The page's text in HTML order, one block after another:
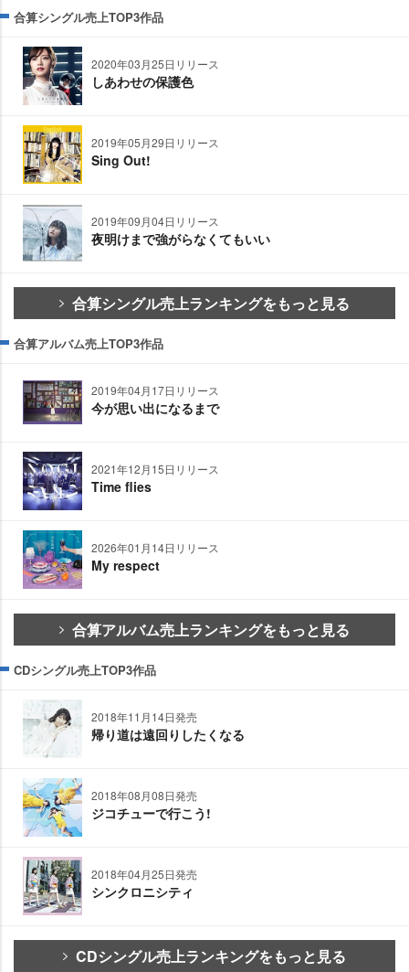
合算シングル売上TOP3作品
2020年03月25日リリース
しあわせの保護色
2019年05月29日リリース
Sing Out!
2019年09月04日リリース
夜明けまで強がらなくてもいい
合算シングル売上ランキングをもっと見る
合算アルバム売上TOP3作品
2019年04月17日リリース
今が思い出になるまで
2021年12月15日リリース
Time flies
2026年01月14日リリース
My respect
合算アルバム売上ランキングをもっと見る
CDシングル売上TOP3作品
2018年11月14日発売
帰り道は遠回りしたくなる
2018年08月08日発売
ジコチューで行こう!
2018年04月25日発売
シンクロニシティ
CDシングル売上ランキングをもっと見る